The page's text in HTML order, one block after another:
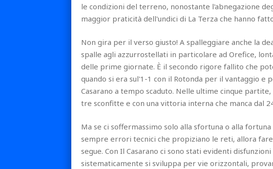
le condizioni del terreno, nonostante l'abnegazione
maggior praticità dell'undici di La Terza che hanno
Non gira per il verso giusto! A spalleggiare anche la
spalle agli azzurrostellati in particolare ad Orefice,
delle prime giornate. È il secondo rigore fallito che
quando si era sul'1-1 con il Rotonda per il vantaggio e
Casarano a tempo scaduto. Nelle ultime cinque
tre sconfitte e con una vittoria interna che manca dal
Ma se ci soffermassimo solo alla sfortuna o alla
sempre errori tecnici che propiziano le reti, allora
segue. Con Il Casarano ci sono stati evidenti
sistematicamente si sviluppa per vie orizzontali,